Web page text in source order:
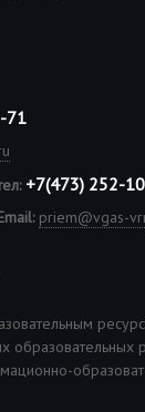
71
+7(473) 252-
priem@vgas-
образовательных